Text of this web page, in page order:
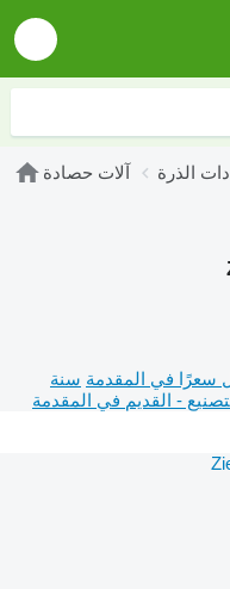
آلات حصادة الذرة
سعرًا في المقدمة سنة
- القديم في المقدمة